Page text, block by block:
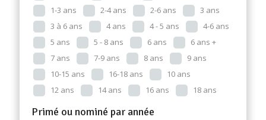
1-3 ans
2-4 ans 2-6 ans
3 ans
3 à 6 ans
4 ans 4 - 5 ans
4-6 ans
5 ans
5 - 8 ans 6 ans
6 ans +
7 ans
7-9 ans 8 ans
9 ans
10-15 ans
16-18 ans
10 ans
12 ans
14 ans 16 ans 18 ans
Primé ou nominé par année